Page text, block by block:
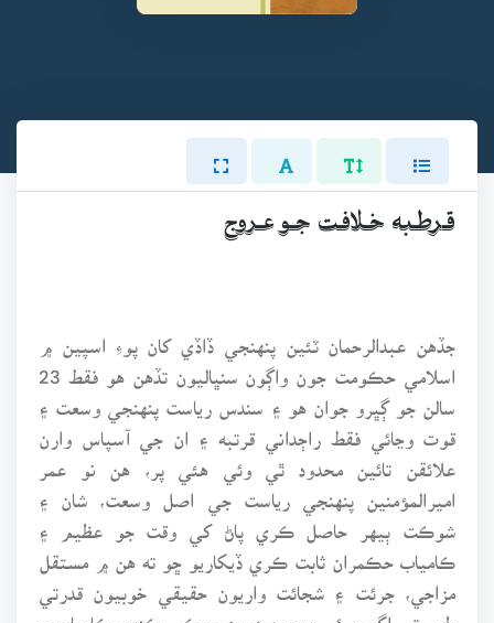
قـرطـبـه خـلافـت جـو عـروج
جڏهن عبدالرحمان ٽئين پنهنجي ڏاڏي کان پوءِ اسپين ۾
سالن جو ڳڀرو جوان هو ۽ سندس رياست پنهنجي وسعت ۽
قوت وڃائي فقط راڄداني قرتبه ۽ ان جي آسپاس وارن
علائقن تائين محدود ٿي وئي هئي پر، هن نو عمر
اميرالمؤمنين پنهنجي رياست جي اصل وسعت، شان ۽
شوڪت ٻيهر حاصل ڪري پاڻ کي وقت جو عظيم ۽
ڪامياب حڪمران ثابت ڪري ڏيکاريو ڇو ته هن ۾ مستقل
مزاجي، جرئت ۽ شجائت واريون حقيقي خوبيون قدرتي
طور تي اڳ ۾ ئي موجود هيون جيڪي ڪنهن ڪامياب ۽